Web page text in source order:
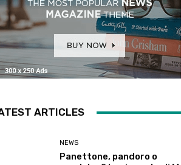
ARTICLES
NEWS
Panettone, pandoro o